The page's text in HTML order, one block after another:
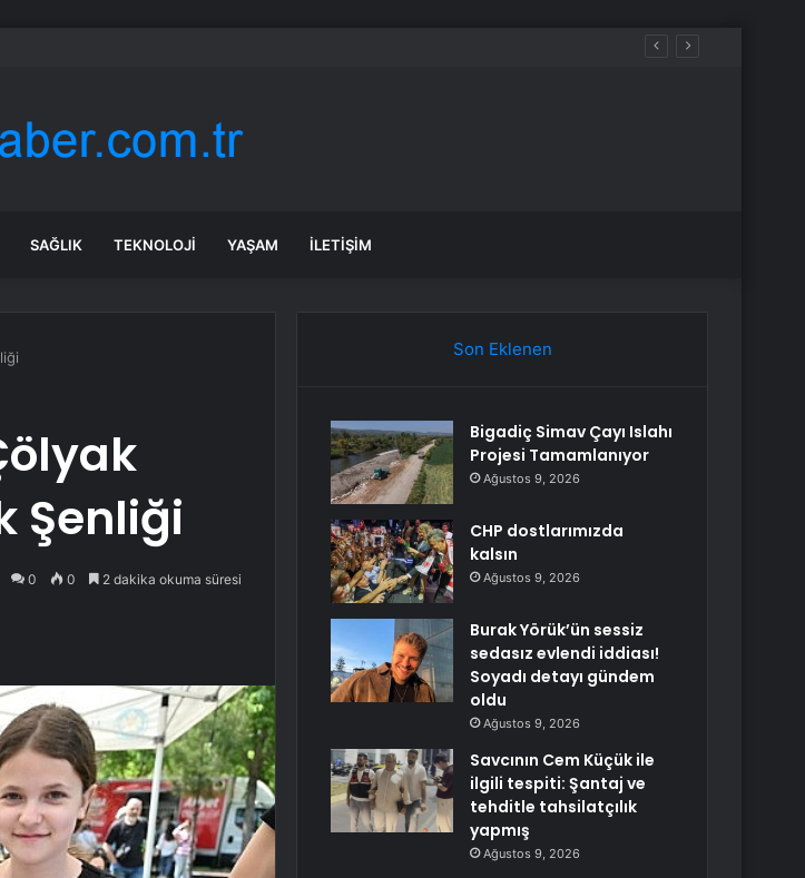
SAĞLIK TEKNOLOJI YAŞAM İLETIŞIM
Şenliği
0 0 2 dakika okuma süresi
Son Eklenen
Bigadiç Simav Çayı Islahı
Projesi Tamamlanıyor
Ağustos 9, 2026
CHP dostlarımızda
kalsın
Ağustos 9, 2026
Burak Yörük’ün sessiz
sedasız evlendi iddiası!
Soyadı detayı gündem
oldu
Ağustos 9, 2026
Savcının Cem Küçük ile
ilgili tespiti: Şantaj ve
tehditle tahsilatçılık
yapmış
Ağustos 9, 2026